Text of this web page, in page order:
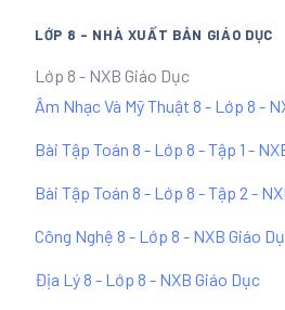
LỚP 8 - NHÀ XUẤT BẢN GIÁO DỤC
Lớp 8 - NXB Giáo Dục
Âm Nhạc Và Mỹ Thuật 8 - Lớp 8 -
Bài Tập Toán 8 - Lớp 8 - Tập 1 -
Bài Tập Toán 8 - Lớp 8 - Tập 2 -
Công Nghệ 8 - Lớp 8 - NXB Giáo
Địa Lý 8 - Lớp 8 - NXB Giáo Dục